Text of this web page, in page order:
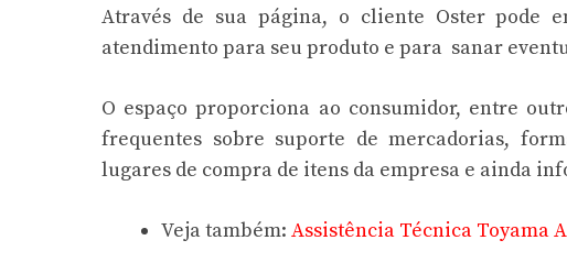
Através de sua página, o cliente Oster pode
atendimento para seu produto e para sanar
O espaço proporciona ao consumidor, entre
frequentes sobre suporte de mercadorias,
lugares de compra de itens da empresa e ainda
Veja também: Assistência Técnica Toyama